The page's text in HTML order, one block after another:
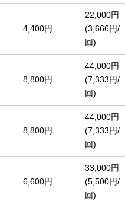
4,400円
22,000円
(3,666円/
回)
8,800円
44,000円
(7,333円/
回)
8,800円
44,000円
(7,333円/
回)
6,600円
33,000円
(5,500円/
回)